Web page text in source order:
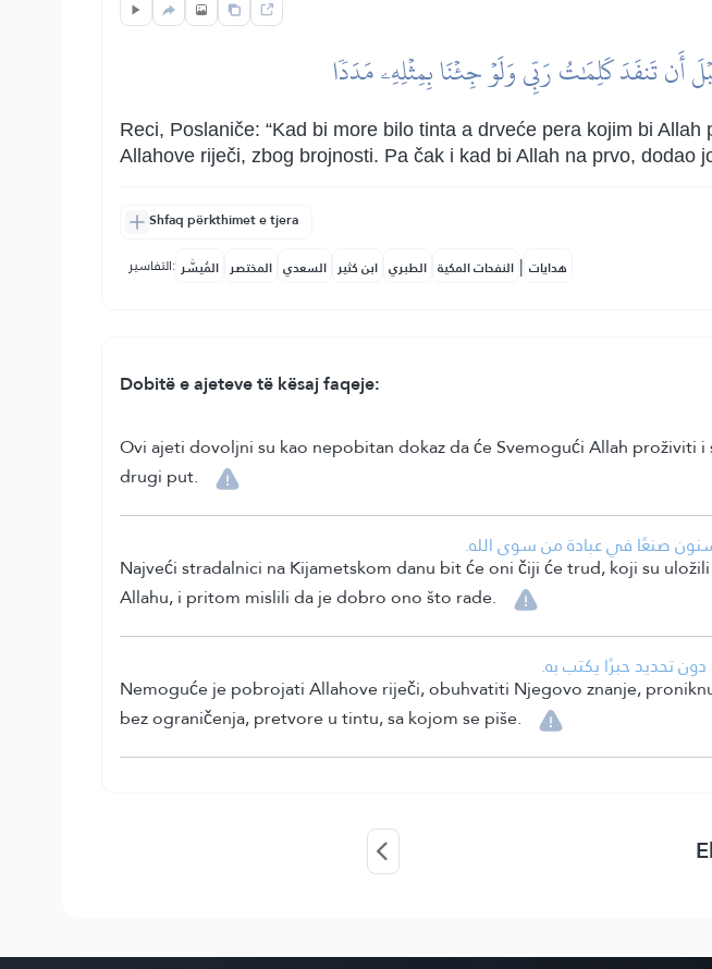
أَن تَنفَدَ كَلِمَٰتُ رَبِّي وَلَوۡ جِئۡنَا بِمِثۡلِهِۦ مَدَدٗا
Reci, Poslaniče: “Kad bi more bilo tinta a drveće pera kojim bi
Allahove riječi, zbog brojnosti. Pa čak i kad bi Allah na prvo, dodao
Shfaq përkthimet e tjera
التفاسير: المُيسَّر المختصر السعدي ابن كثير الطبري النفحات المكية | هدايات
Dobitë e ajeteve të kësaj faqeje:
Ovi ajeti dovoljni su kao nepobitan dokaz da će Svemogući Allah
drugi put.
صنعًا في عبادة من سوى الله.
Najveći stradalnici na Kijametskom danu bit će oni čiji će trud, koji su
Allahu, i pritom mislili da je dobro ono što rade.
تحديد حبرًا يكتب به.
Nemoguće je pobrojati Allahove riječi, obuhvatiti Njegovo znanje,
bez ograničenja, pretvore u tintu, sa kojom se piše.